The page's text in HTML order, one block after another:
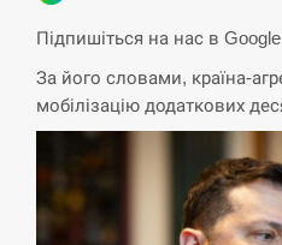
СЕРПЕНЬ
15:10
Іспанія попросила
Марокко через
СЕРПЕНЬ
15:00
РФ провела новий
Підпишіться на нас в Google
За його словами, країна-
мобілізацію додаткових